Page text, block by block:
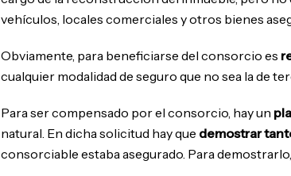
vehículos, locales comerciales y otros bienes
Obviamente, para beneficiarse del consorcio es
cualquier modalidad de seguro que no sea la de
Para ser compensado por el consorcio, hay un
natural. En dicha solicitud hay que demostrar
consorciable estaba asegurado. Para